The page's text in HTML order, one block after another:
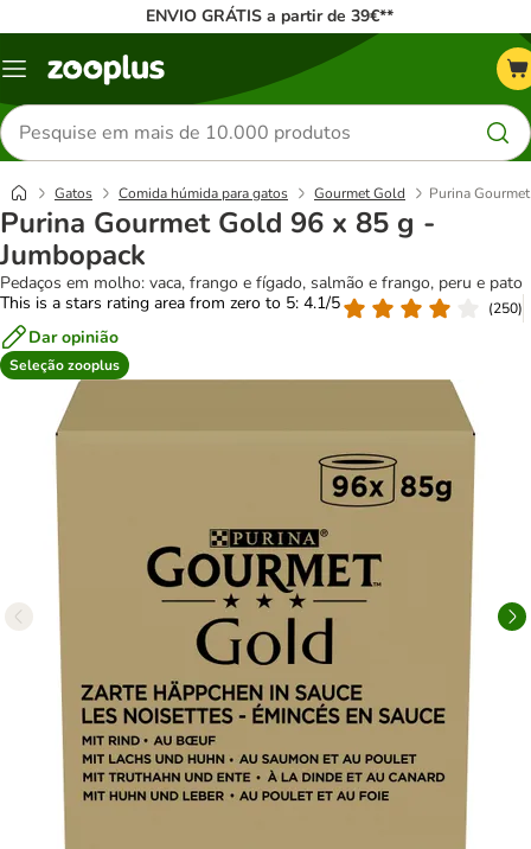
ENVIO GRÁTIS a partir de 39€**
Menu
Pesquisar
produtos
Gatos Comida húmida para gatos Gourmet Gold Purina
Purina Gourmet Gold 96 x 85 g -
Jumbopack
Pedaços em molho: vaca, frango e fígado, salmão e frango, peru e pato
This is a stars rating area from zero to 5: 4.1/5
(250)
Dar opinião
Seleção zooplus